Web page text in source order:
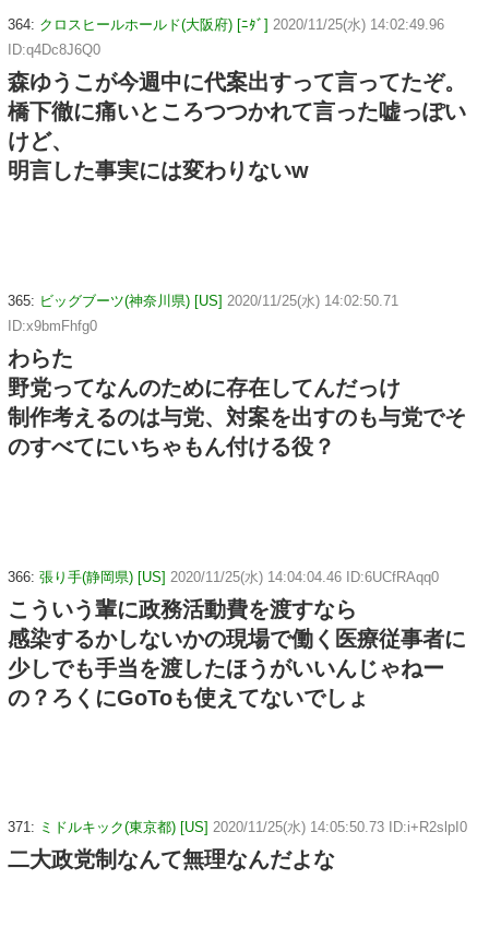
364: クロスヒールホールド(大阪府) [ﾆﾀﾞ] 2020/11/25(水) 14:02:49.96
ID:q4Dc8J6Q0
森ゆうこが今週中に代案出すって言ってたぞ。
橋下徹に痛いところつつかれて言った嘘っぽい
けど、
明言した事実には変わりないw
365: ビッグブーツ(神奈川県) [US] 2020/11/25(水) 14:02:50.71
ID:x9bmFhfg0
わらた
野党ってなんのために存在してんだっけ
制作考えるのは与党、対案を出すのも与党でそ
のすべてにいちゃもん付ける役？
366: 張り手(静岡県) [US] 2020/11/25(水) 14:04:04.46 ID:6UCfRAqq0
こういう輩に政務活動費を渡すなら
感染するかしないかの現場で働く医療従事者に
少しでも手当を渡したほうがいいんじゃねー
の？ろくにGoToも使えてないでしょ
371: ミドルキック(東京都) [US] 2020/11/25(水) 14:05:50.73 ID:i+R2slpI0
二大政党制なんて無理なんだよな